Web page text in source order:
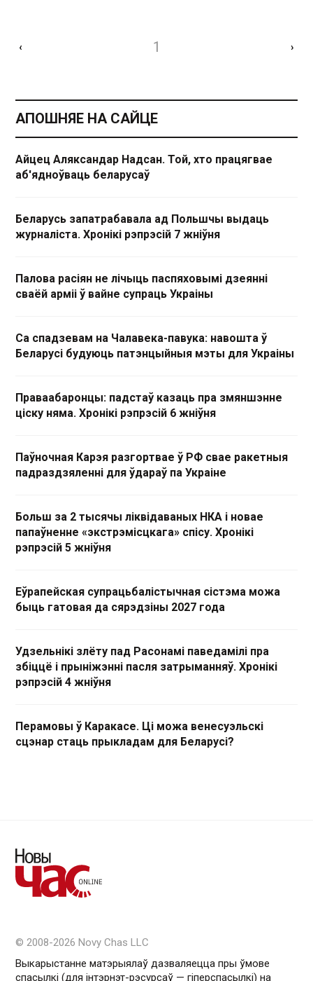
‹ 1 ›
АПОШНЯЕ НА САЙЦЕ
Айцец Аляксандар Надсан. Той, хто працягвае
аб'ядноўваць беларусаў
Беларусь запатрабавала ад Польшчы выдаць
журналіста. Хронікі рэпрэсій 7 жніўня
Палова расіян не лічыць паспяховымі дзеянні
сваёй арміі ў вайне супраць Украіны
Са спадзевам на Чалавека-павука: навошта ў
Беларусі будуюць патэнцыйныя мэты для Украіны
Праваабаронцы: падстаў казаць пра змяншэнне
ціску няма. Хронікі рэпрэсій 6 жніўня
Паўночная Карэя разгортвае ў РФ свае ракетныя
падраздзяленні для ўдараў па Украіне
Больш за 2 тысячы ліквідаваных НКА і новае
папаўненне «экстрэмісцкага» спісу. Хронікі
рэпрэсій 5 жніўня
Еўрапейская супрацьбалістычная сістэма можа
быць гатовая да сярэдзіны 2027 года
Удзельнікі злёту пад Расонамі паведамілі пра
збіццё і прыніжэнні пасля затрыманняў. Хронікі
рэпрэсій 4 жніўня
Перамовы ў Каракасе. Ці можа венесуэльскі
сцэнар стаць прыкладам для Беларусі?
© 2008-2026 Novy Chas LLC
Выкарыстанне матэрыялаў дазваляецца пры ўмове
спасылкі (для інтэрнэт-рэсурсаў — гiперспасылкi) на